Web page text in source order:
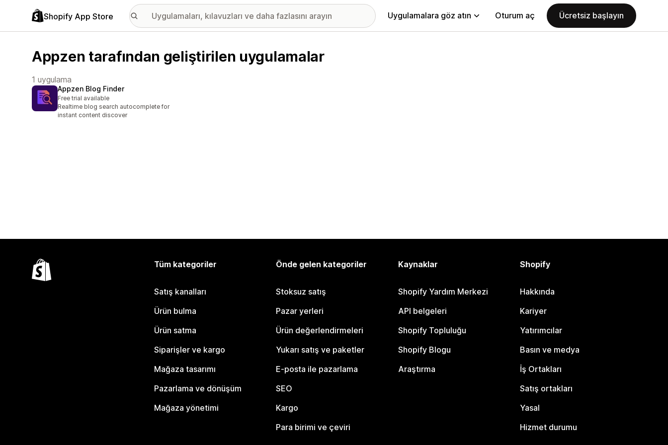
Shopify App Store Uygulamalara göz atın Oturum aç Ücretsiz başlayın
Appzen tarafından geliştirilen uygulamalar
1 uygulama
Appzen Blog Finder
Free trial available
Realtime blog search autocomplete for
instant content discover
Tüm kategoriler
Satış kanalları
Ürün bulma
Ürün satma
Siparişler ve kargo
Mağaza tasarımı
Pazarlama ve dönüşüm
Mağaza yönetimi
Önde gelen kategoriler
Stoksuz satış
Pazar yerleri
Ürün değerlendirmeleri
Yukarı satış ve paketler
E-posta ile pazarlama
SEO
Kargo
Para birimi ve çeviri
Kaynaklar
Shopify Yardım Merkezi
API belgeleri
Shopify Topluluğu
Shopify Blogu
Araştırma
Shopify
Hakkında
Kariyer
Yatırımcılar
Basın ve medya
İş Ortakları
Satış ortakları
Yasal
Hizmet durumu